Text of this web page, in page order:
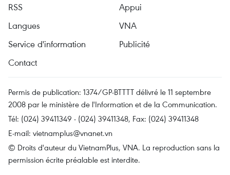
RSS
Appui
Langues
VNA
Service d'information
Publicité
Contact
Permis de publication: 1374/GP-BTTTT délivré le 11 septembre
2008 par le ministère de l'Information et de la Communication.
Tél: (024) 39411349 - (024) 39411348, Fax: (024) 39411348
E-mail: vietnamplus@vnanet.vn
© Droits d'auteur du VietnamPlus, VNA. La reproduction sans la
permission écrite préalable est interdite.